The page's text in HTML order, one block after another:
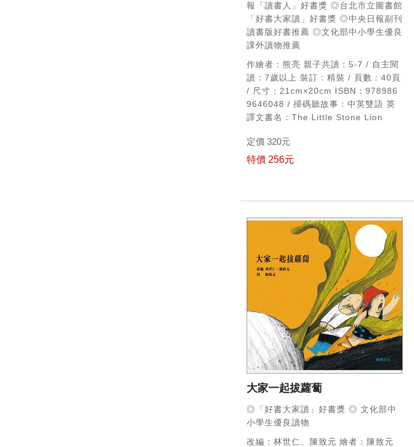
報「讀書人」好書獎 ◎台北市立圖書館
「好書大家讀」好書獎 ◎中央日報副刊
讀書版好書推薦 ◎文化部中小學生優良
課外讀物推薦
作繪者：熊亮 親子共讀：5-7 / 自主閱
讀：7歲以上 裝訂：精裝 / 頁數：40頁
/ 尺寸：21cm×20cm ISBN：978986
9646048 / 掃碼聽故事：中英雙語 英
譯文書名：The Little Stone Lion
定價 320元
特價 256元
大家一起拔蘿蔔
◎「好書大家讀」好書獎 ◎ 文化部中
小學生優良讀物
改編：林世仁、陳致元 繪者：陳致元